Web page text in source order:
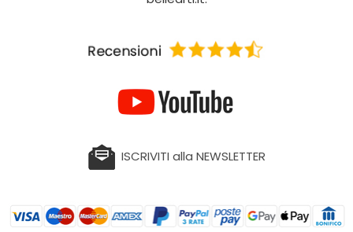
ISCRIVITI alla NEWSLETTER